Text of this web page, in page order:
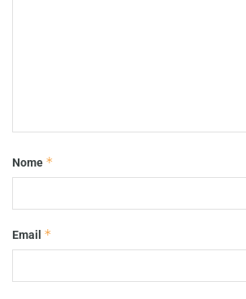
Nome *
Email *